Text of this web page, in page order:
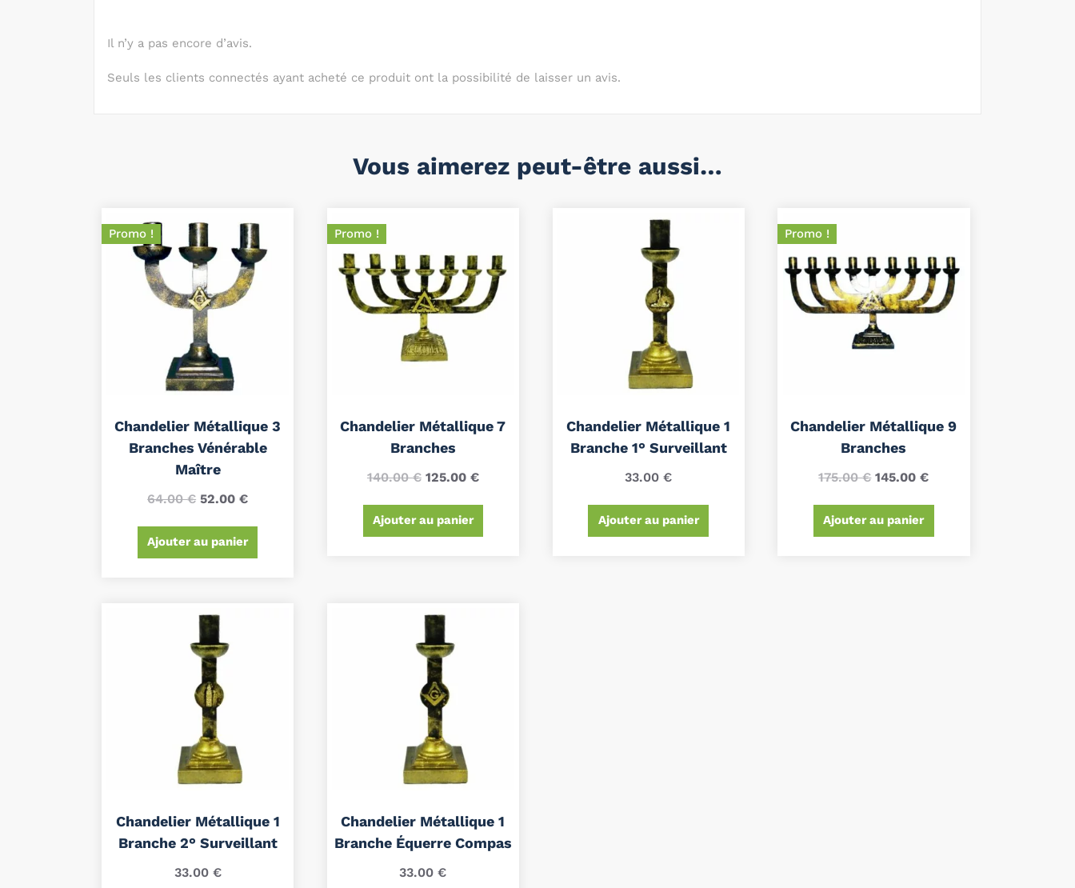
Il n’y a pas encore d’avis.
Seuls les clients connectés ayant acheté ce produit ont la possibilité de laisser un avis.
Vous aimerez peut-être aussi…
Promo !
Chandelier Métallique 3
Branches Vénérable
Maître
64.00€ 52.00€
Ajouter au panier
Promo !
Chandelier Métallique 7
Branches
140.00€ 125.00 €
Ajouter au panier
Chandelier Métallique 1
Branche 1° Surveillant
33.00€
Ajouter au panier
Promo !
Chandelier Métallique 9
Branches
175.00€ 145.00€
Ajouter au panier
Chandelier Métallique 1
Branche 2° Surveillant
33.00 €
Chandelier Métallique 1
Branche Équerre Compas
33.00€